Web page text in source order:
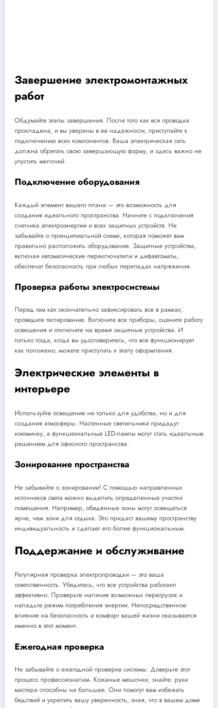
Завершение электромонтажных
работ
Обдумайте этапы завершения. После того как вся проводка
прокладена, и вы уверены в ее надежности, приступайте к
подключению всех компонентов. Ваша электрическая сеть
должна обретать свою завершающую форму, и здесь важно не
упустить мелочей.
Подключение оборудования
Каждый элемент вашего плана — это возможность для
создания идеального пространства. Начните с подключения
счетчика электроэнергии и всех защитных устройств. Не
забывайте о принципиальной схеме, которая поможет вам
правильно расположить оборудование. Защитные устройства,
включая автоматические переключатели и дифавтоматы,
обеспечат безопасность при любых перепадах напряжения.
Проверка работы электросистемы
Перед тем как окончательно зафиксировать все в рамках,
проведите тестирование. Включите все приборы, оцените работу
освещения и отключите на время защитные устройства. И
только тогда, когда вы удостоверитесь, что все функционирует
как положено, можете приступать к этапу оформления.
Электрические элементы в
интерьере
Используйте освещение не только для удобства, но и для
создания атмосферы. Настенные светильники придадут
изюминку, а функциональные LED-лампы могут стать идеальным
решением для офисного пространства.
Зонирование пространства
Не забывайте о зонировании! С помощью направленных
источников света можно выделить определенные участки
помещения. Например, обеденные зоны могут освещаться
ярче, чем зони для отдыха. Это придаст вашему пространству
индивидуальность и сделает его более функциональным.
Поддержание и обслуживание
Регулярная проверка электропроводки — это ваша
ответственность. Убедитесь, что все устройства работают
эффективно. Проверьте наличие возможных перегрузок и
наладьте режим потребления энергии. Непосредственное
влияние на безопасность и комфорт вашей жизни оказывается
именно в этот момент.
Ежегодная проверка
Не забывайте о ежегодной проверке системы. Доверьте этот
процесс профессионалам. Кожаные мешочки, знайте: руки
мастера способны на большее. Они помогут вам избежать
бедствий и укрепить вашу уверенность, зная, что в вашем доме